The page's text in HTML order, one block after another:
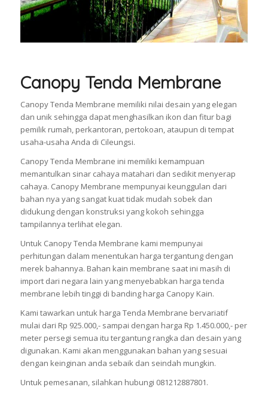
Canopy Tenda Membrane
Canopy Tenda Membrane memiliki nilai desain yang elegan
dan unik sehingga dapat menghasilkan ikon dan fitur bagi
pemilik rumah, perkantoran, pertokoan, ataupun di tempat
usaha-usaha Anda di Cileungsi.
Canopy Tenda Membrane ini memiliki kemampuan
memantulkan sinar cahaya matahari dan sedikit menyerap
cahaya. Canopy Membrane mempunyai keunggulan dari
bahan nya yang sangat kuat tidak mudah sobek dan
didukung dengan konstruksi yang kokoh sehingga
tampilannya terlihat elegan.
Untuk Canopy Tenda Membrane kami mempunyai
perhitungan dalam menentukan harga tergantung dengan
merek bahannya. Bahan kain membrane saat ini masih di
import dari negara lain yang menyebabkan harga tenda
membrane lebih tinggi di banding harga Canopy Kain.
Kami tawarkan untuk harga Tenda Membrane bervariatif
mulai dari Rp 925.000,- sampai dengan harga Rp 1.450.000,- per
meter persegi semua itu tergantung rangka dan desain yang
digunakan. Kami akan menggunakan bahan yang sesuai
dengan keinginan anda sebaik dan seindah mungkin.
Untuk pemesanan, silahkan hubungi 081212887801.